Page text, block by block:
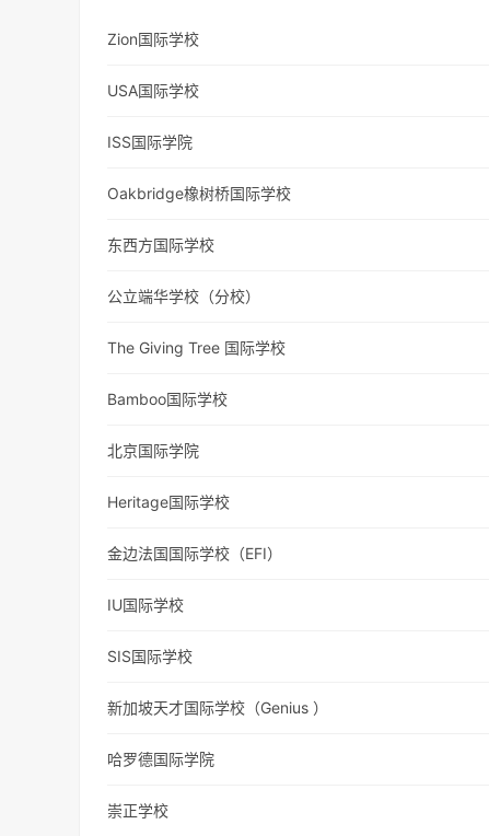
Zion国际学校
USA国际学校
ISS国际学院
Oakbridge橡树桥国际学校
东西方国际学校
公立端华学校（分校）
The Giving Tree 国际学校
Bamboo国际学校
北京国际学院
Heritage国际学校
金边法国国际学校（EFI）
IU国际学校
SIS国际学校
新加坡天才国际学校（Genius ）
哈罗德国际学院
崇正学校